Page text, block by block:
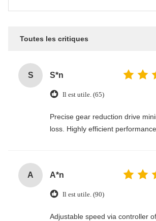
Toutes les critiques
S S*n
Il est utile. (65)
Precise gear reduction drive
loss. Highly efficient performance.
A A*n
Il est utile. (90)
Adjustable speed via controller